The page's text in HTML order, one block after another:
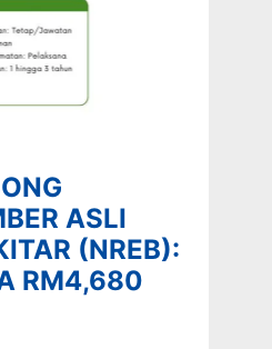
ASLI
(NREB):
RM4,680